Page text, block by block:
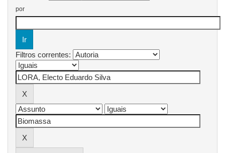
por
Filtros correntes: